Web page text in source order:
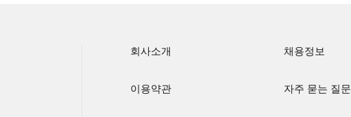
회사소개 채용정보
이용약관 자주 묻는 질문